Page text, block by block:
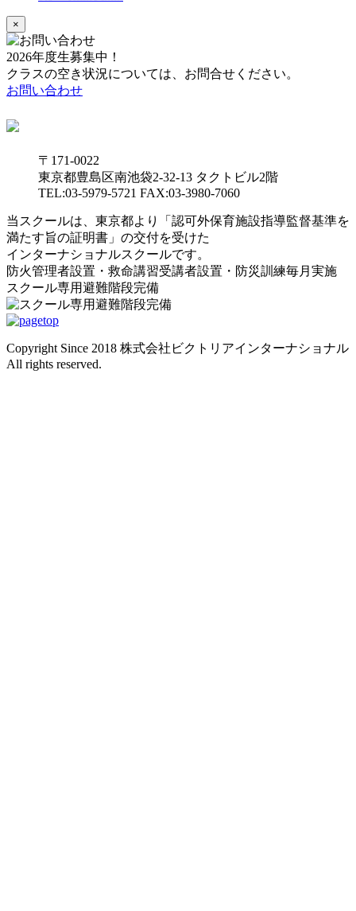
×
2026年度生募集中！
クラスの空き状況については、お問合せください。
お問い合わせ
〒171-0022
東京都豊島区南池袋2-32-13 タクトビル2階
TEL:03-5979-5721 FAX:03-3980-7060
当スクールは、東京都より「認可外保育施設指導監督基準を
満たす旨の証明書」の交付を受けた
インターナショナルスクールです。
防火管理者設置・救命講習受講者設置・防災訓練毎月実施
スクール専用避難階段完備
Copyright Since 2018 株式会社ビクトリアインターナショナル
All rights reserved.